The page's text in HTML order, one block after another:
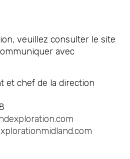
veuillez consulter le site
avec
et chef de la direction